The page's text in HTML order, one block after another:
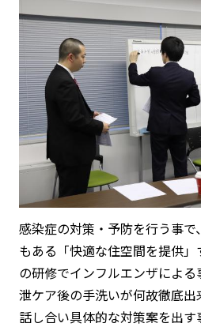
感染症の対策・予防を行う事
もある「快適な住空間を提供
の研修でインフルエンザによ
泄ケア後の手洗いが何故徹底
話し合い具体的な対策案を出